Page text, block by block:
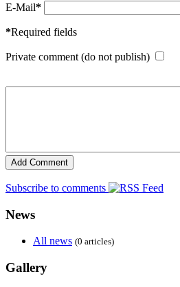
E-Mail*
*Required fields
Private comment (do not publish)
Subscribe to comments
News
All news (0 articles)
Gallery